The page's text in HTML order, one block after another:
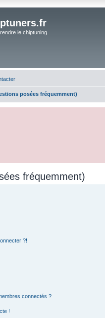
le chiptuning
posées fréquemment)
fréquemment)
?!
connectés ?
!